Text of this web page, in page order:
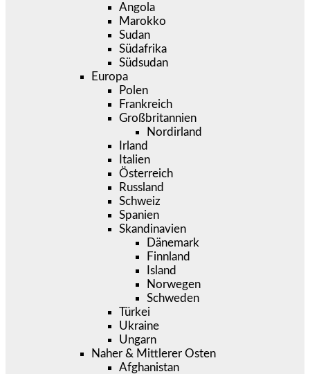
Angola
Marokko
Sudan
Südafrika
Südsudan
Europa
Polen
Frankreich
Großbritannien
Nordirland
Irland
Italien
Österreich
Russland
Schweiz
Spanien
Skandinavien
Dänemark
Finnland
Island
Norwegen
Schweden
Türkei
Ukraine
Ungarn
Naher & Mittlerer Osten
Afghanistan